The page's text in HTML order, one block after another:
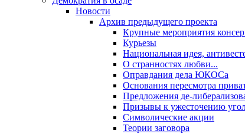
Новости
Архив предыдущего проекта
Крупные мероприятия
Курьезы
Национальная идея,
О странностях любви...
Оправдания дела ЮКОСа
Основания пересмотра
Предложения де-
Призывы к ужесточению
Символические акции
Теории заговора